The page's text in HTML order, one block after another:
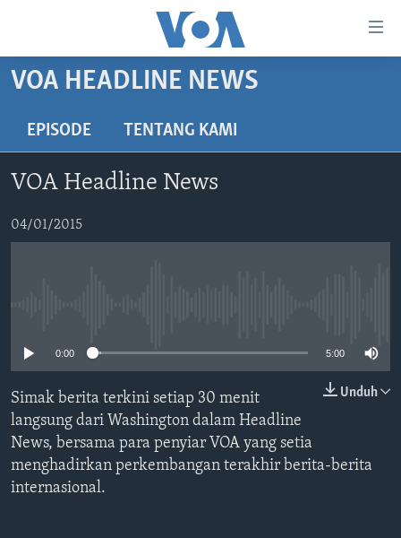
Akses
Utama
Lanjut
Navigasi
DUNIA
POLYGRAPH
DAFTAR PROGRAM
Bahasa-bahasa
VOA HEADLINE NEWS
EPISODE TENTANG KAMI
VOA Headline News
04/01/2015
0:00 5:00
Unduh
Simak berita terkini setiap 30 menit
langsung dari Washington dalam Headline
News, bersama para penyiar VOA yang setia
menghadirkan perkembangan terakhir berita-berita
internasional.